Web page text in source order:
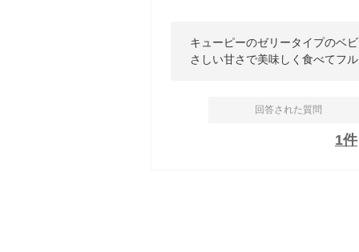
キューピーのゼリータイプのベ
さしい甘さで美味しく食べてフ
回答された質問
1件